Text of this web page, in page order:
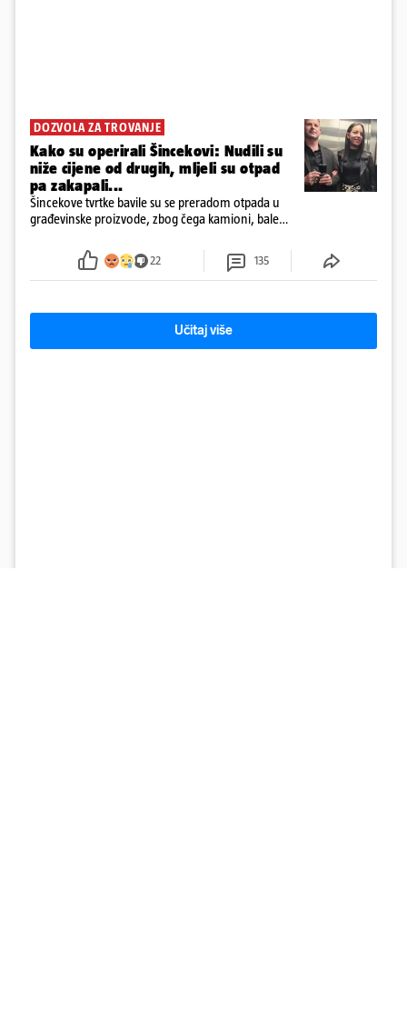
DOZVOLA ZA TROVANJE
Kako su operirali Šincekovi: Nudili su
niže cijene od drugih, mljeli su otpad
pa zakapali...
Šincekove tvrtke bavile su se preradom otpada u
građevinske proizvode, zbog čega kamioni, bale
22 135
Učitaj više